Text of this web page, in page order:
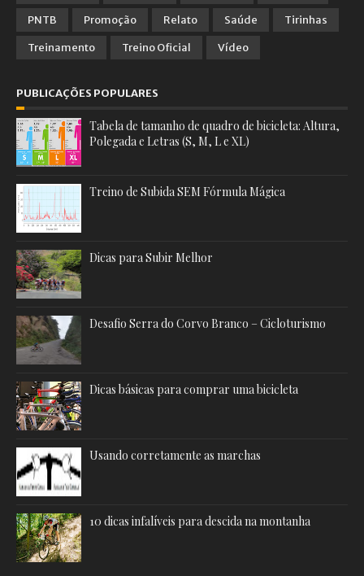
PNTB
Promoção Relato Saúde
Tirinhas
Treinamento
Treino Oficial Vídeo
PUBLICAÇÕES POPULARES
Tabela de tamanho de quadro de bicicleta: Altura,
Polegada e Letras (S, M, L e XL)
Treino de Subida SEM Fórmula Mágica
Dicas para Subir Melhor
Desafio Serra do Corvo Branco – Cicloturismo
Dicas básicas para comprar uma bicicleta
Usando corretamente as marchas
10 dicas infalíveis para descida na montanha